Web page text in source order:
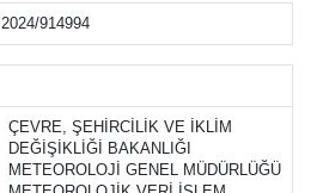
2024/914994
ÇEVRE, ŞEHİRCİLİK VE İKLİM
DEĞİŞİKLİĞİ BAKANLIĞI
METEOROLOJİ GENEL MÜDÜRLÜĞÜ